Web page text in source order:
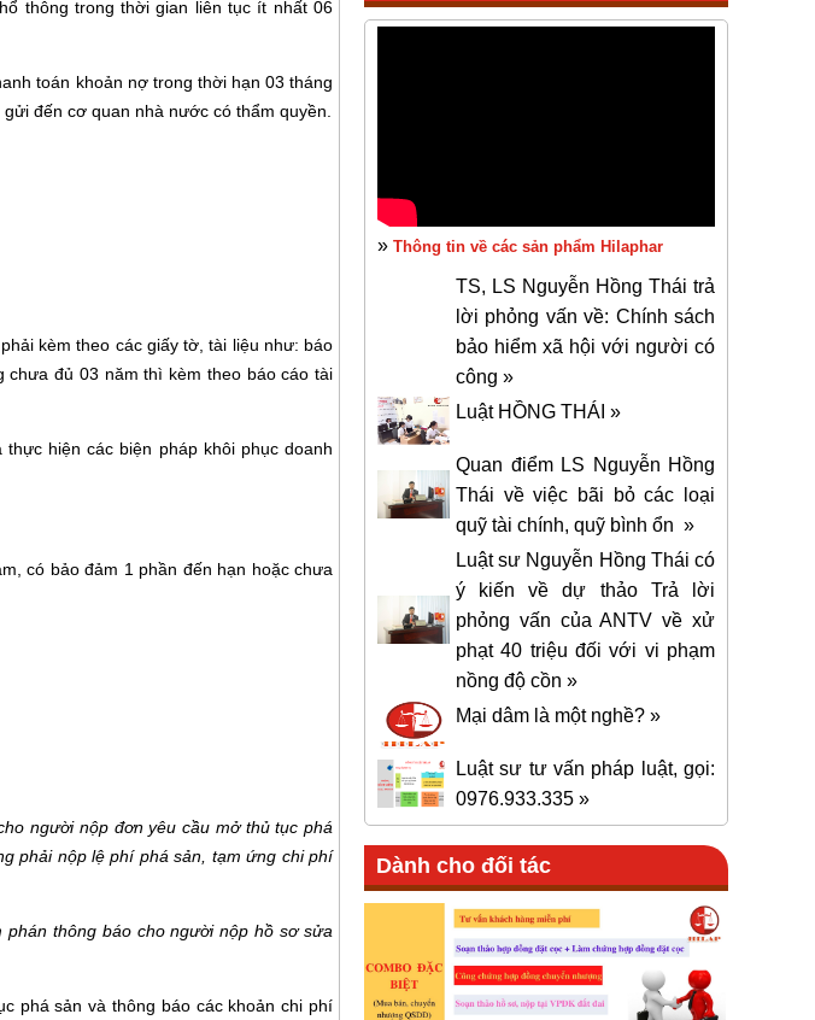
thông trong thời gian liên tục ít nhất 06
toán khoản nợ trong thời hạn 03 tháng
đến cơ quan nhà nước có thẩm quyền.
kèm theo các giấy tờ, tài liệu như: báo
chưa đủ 03 năm thì kèm theo báo cáo tài
hiện các biện pháp khôi phục doanh
có bảo đảm 1 phần đến hạn hoặc chưa
người nộp đơn yêu cầu mở thủ tục phá
phải nộp lệ phí phá sản, tạm ứng chi phí
thông báo cho người nộp hồ sơ sửa
phá sản và thông báo các khoản chi phí
» Thông tin về các sản phẩm Hilaphar
TS, LS Nguyễn Hồng Thái trả
lời phỏng vấn về: Chính sách
bảo hiểm xã hội với người có
công »
Luật HỒNG THÁI »
Quan điểm LS Nguyễn Hồng
Thái về việc bãi bỏ các loại
quỹ tài chính, quỹ bình ổn »
Luật sư Nguyễn Hồng Thái có
ý kiến về dự thảo Trả lời
phỏng vấn của ANTV về xử
phạt 40 triệu đối với vi phạm
nồng độ cồn »
Mại dâm là một nghề? »
Luật sư tư vấn pháp luật, gọi:
0976.933.335 »
Dành cho đối tác